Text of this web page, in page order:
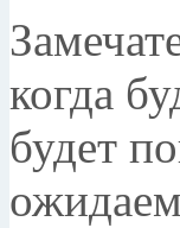
когда
будет